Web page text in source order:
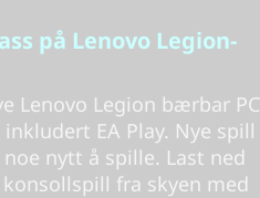
på Lenovo Legion-
Lenovo Legion bærbar PC
EA Play. Nye spill
nytt å spille. Last ned
fra skyen med